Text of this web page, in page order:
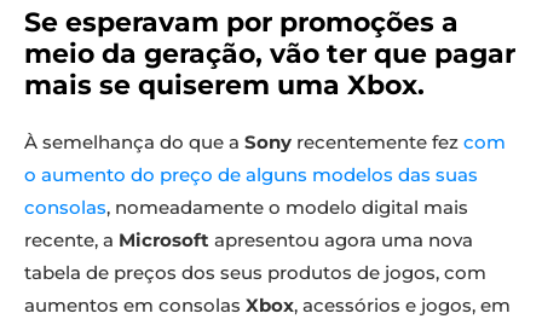
Se esperavam por promoções a
meio da geração, vão ter que pagar
mais se quiserem uma Xbox.
À semelhança do que a Sony recentemente fez com
o aumento do preço de alguns modelos das suas
consolas, nomeadamente o modelo digital mais
recente, a Microsoft apresentou agora uma nova
tabela de preços dos seus produtos de jogos, com
aumentos em consolas Xbox, acessórios e jogos, em